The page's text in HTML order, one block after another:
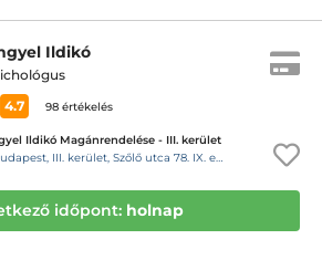
Ildikó
4.7
98 értékelés
Ildikó Magánrendelése - III. kerület
III. kerület, Szőlő utca 78. IX. emelet 50. szám
időpont: holnap